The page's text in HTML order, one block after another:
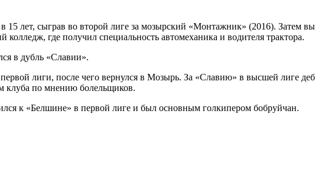
лет, сыграв во второй лиге за мозырский «Монтажник» (2016). Затем
где получил специальность автомеханика и водителя трактора.
в дубль «Славии».
лиги, после чего вернулся в Мозырь. За «Славию» в высшей лиге
клуба по мнению болельщиков.
к «Белшине» в первой лиге и был основным голкипером бобруйчан.